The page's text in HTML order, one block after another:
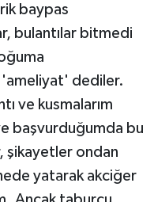
baypas
bulantılar bitmedi
dediler.
ve kusmalarım
başvurduğumda bu
şikayetler ondan
yatarak akciğer